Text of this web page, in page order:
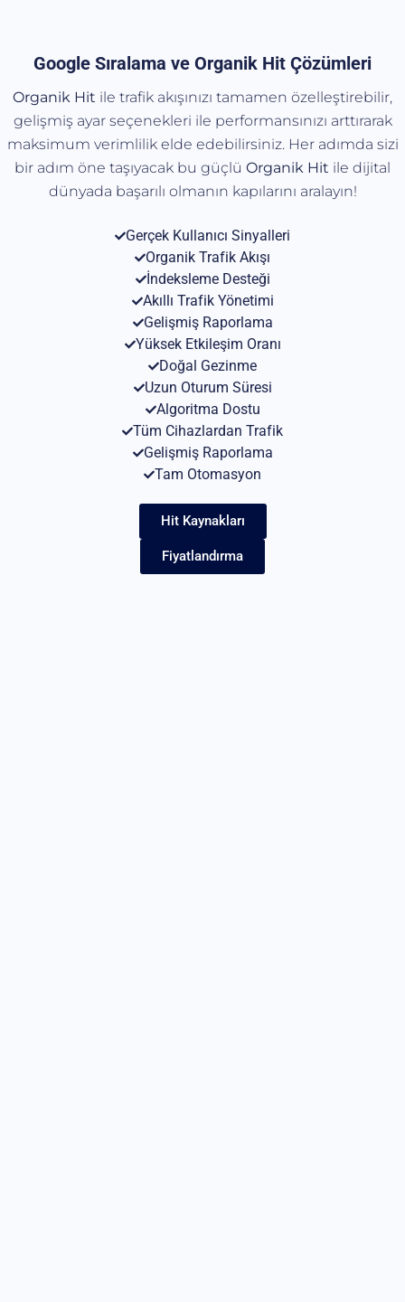
Google Sıralama ve Organik Hit Çözümleri
Organik Hit ile trafik akışınızı tamamen özelleştirebilir,
gelişmiş ayar seçenekleri ile performansınızı arttırarak
maksimum verimlilik elde edebilirsiniz. Her adımda sizi
bir adım öne taşıyacak bu güçlü Organik Hit ile dijital
dünyada başarılı olmanın kapılarını aralayın!
Gerçek Kullanıcı Sinyalleri
Organik Trafik Akışı
İndeksleme Desteği
Akıllı Trafik Yönetimi
Gelişmiş Raporlama
Yüksek Etkileşim Oranı
Doğal Gezinme
Uzun Oturum Süresi
Algoritma Dostu
Tüm Cihazlardan Trafik
Gelişmiş Raporlama
Tam Otomasyon
Hit Kaynakları
Fiyatlandırma